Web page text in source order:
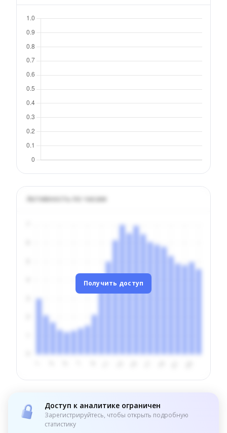
Активность по часам
Получить доступ
Доступ к аналитике ограничен
Зарегистрируйтесь, чтобы открыть подробную
статистику